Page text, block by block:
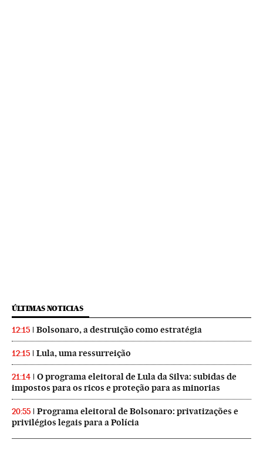
ÚLTIMAS NOTICIAS
12:15 Bolsonaro, a destruição como estratégia
12:15 Lula, uma ressurreição
21:14
O programa eleitoral de Lula da Silva: subidas de
impostos para os ricos e proteção para as minorias
20:55
Programa eleitoral de Bolsonaro: privatizações e
privilégios legais para a Polícia